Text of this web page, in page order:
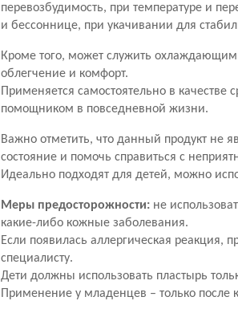
перевозбудимость, при температуре и
и бессоннице, при укачивании для
Кроме того, может служить
облегчение и комфорт.
Применяется самостоятельно в
помощником в повседневной жизни.
Важно отметить, что данный продукт не
состояние и помочь справиться с
Идеально подходят для детей, можно
Меры предосторожности: не
какие-либо кожные заболевания.
Если появилась аллергическая реакция,
специалисту.
Дети должны использовать пластырь
Применение у младенцев – только после